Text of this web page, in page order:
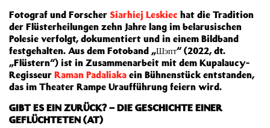
Fotograf und Forscher Siarhiej Leskiec hat die Tradition
der Flüsterheilungen zehn Jahre lang im belarusischen
Polesie verfolgt, dokumentiert und in einem Bildband
festgehalten. Aus dem Fotoband „Шэпт“ (2022, dt.
„Flüstern“) ist in Zusammenarbeit mit dem Kupalaucy-
Regisseur Raman Padaliaka ein Bühnenstück entstanden,
das im Theater Rampe Uraufführung feiern wird.
GIBT ES EIN ZURÜCK? – DIE GESCHICHTE EINER
GEFLÜCHTETEN (AT)